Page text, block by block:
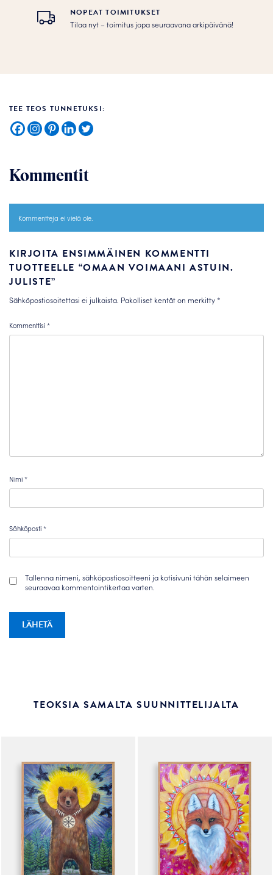
NOPEAT TOIMITUKSET
Tilaa nyt – toimitus jopa seuraavana arkipäivänä!
TEE TEOS TUNNETUKSI:
Kommentit
Kommentteja ei vielä ole.
KIRJOITA ENSIMMÄINEN KOMMENTTI
TUOTTEELLE “OMAAN VOIMAANI ASTUIN.
JULISTE”
Sähköpostiosoitettasi ei julkaista. Pakolliset kentät on merkitty*
Kommenttisi*
Nimi*
Sähköposti*
Tallenna nimeni, sähköpostiosoitteeni ja kotisivuni tähän selaimeen
seuraavaa kommentointikertaa varten.
TEOKSIA SAMALTA SUUNNITTELIJALTA